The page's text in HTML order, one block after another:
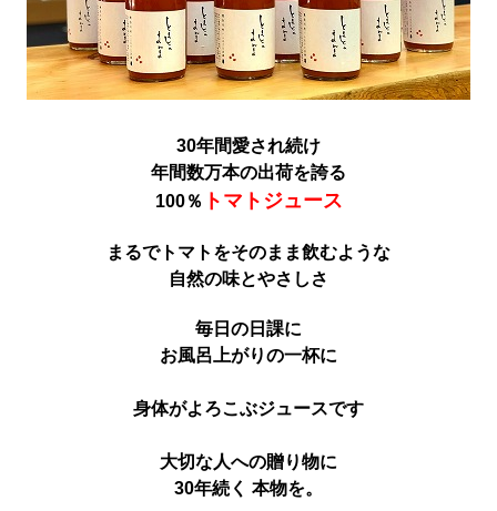
30年間愛され続け
年間数万本の出荷を誇る
100％ トマトジュース
まるでトマトをそのまま飲むような
自然の味とやさしさ
毎日の日課に
お風呂上がりの一杯に
身体がよろこぶジュースです
大切な人への贈り物に
30年続く 本物を。